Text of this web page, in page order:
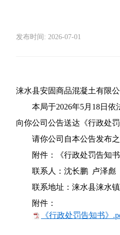
发布时间: 2026-07-01
涞水县安固商品混凝土有限公
本局于2026年5月18日
向你公司公告送达《行政处
请你公司自本公告发布
附件：《行政处罚告知
联系人：沈长鹏 卢泽彪
联系地址：涞水县涞水
附件：
《行政处罚告知书》